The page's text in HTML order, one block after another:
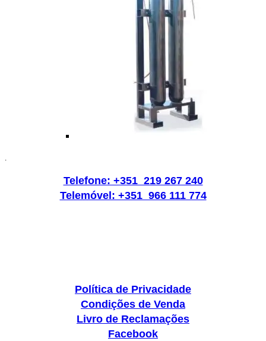
.
Telefone: +351 219 267 240
Telemóvel: +351 966 111 774
Política de Privacidade
Condições de Venda
Livro de Reclamações
Facebook